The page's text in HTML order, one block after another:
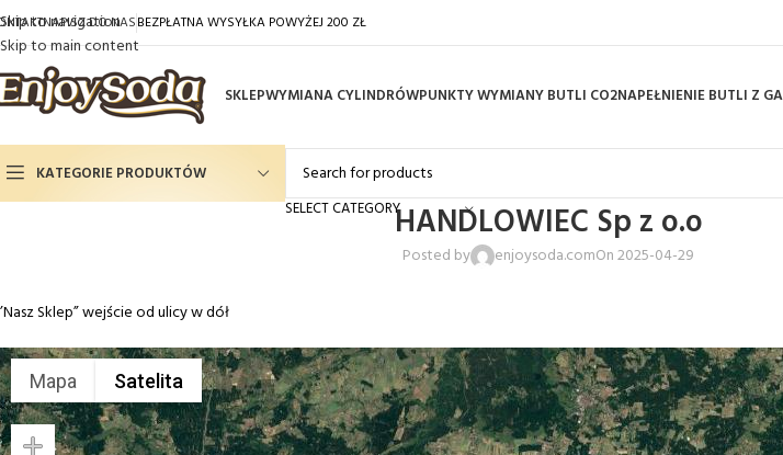
Skip to navigation
Skip to main content
NAPISZ DO NASBEZPŁATNA WYSYŁKA POWYŻEJ 200 ZŁ
SKLEPWYMIANA CYLINDRÓWPUNKTY WYMIANY BUTLI CO2NAPEŁNIENIE BUTLI Z
KATEGORIE PRODUKTÓW
Cylindry do saturatorów
Saturatory
Filtrowanie wody
Akcesoria do saturatorów
SELECT CATEGORYHANDLOWIEC Sp z o.o
Posted by enjoysoda.comOn 2025-04-29
’Nasz Sklep” wejście od ulicy w dół
Mapa Satelita